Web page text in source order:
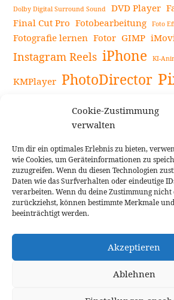
Cookie-Zustimmung
verwalten
Um dir ein optimales Erlebnis zu bieten,
wie Cookies, um Geräteinformationen zu
zuzugreifen. Wenn du diesen Technologien
Daten wie das Surfverhalten oder eindeutige
verarbeiten. Wenn du deine Zustimmung nicht
zurückziehst, können bestimmte Merkmale
beeinträchtigt werden.
Akzeptieren
Ablehnen
Dolby Digital Surround Sound DVD Player
Final Cut Pro Fotobearbeitung Foto
Fotografie lernen Fotor GIMP
Instagram Reels iPhone KI-
KMPlayer PhotoDirector
Snapseed
Videoaufnahmen Tipps
Videoeffekte Vlogit YouTube-Kanal
Cookie Richtlinie
Impressum